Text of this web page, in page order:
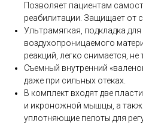
Позволяет пациентам
реабилитации. Защищает от
Ультрамягкая, подкладка
воздухопроницаемого
реакций, легко снимается,
Съемный внутренний
даже при сильных отеках.
В комплект входят две
и икроножной мышцы, а
уплотняющие пелоты для